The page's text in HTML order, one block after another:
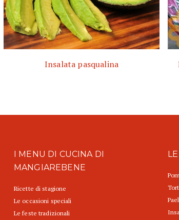
Insalata pasqualina
I MENU DI CUCINA DI
MANGIAREBENE
Ricette di stagione
Le occasioni speciali
Le feste tradizionali